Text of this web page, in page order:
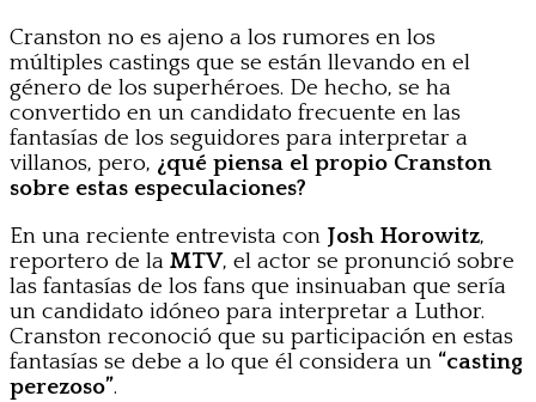
Cranston no es ajeno a los rumores en los
múltiples castings que se están llevando en el
género de los superhéroes. De hecho, se ha
convertido en un candidato frecuente en las
fantasías de los seguidores para interpretar a
villanos, pero, ¿qué piensa el propio Cranston
sobre estas especulaciones?
En una reciente entrevista con Josh Horowitz,
reportero de la MTV, el actor se pronunció sobre
las fantasías de los fans que insinuaban que sería
un candidato idóneo para interpretar a Luthor.
Cranston reconoció que su participación en estas
fantasías se debe a lo que él considera un “casting
perezoso”.